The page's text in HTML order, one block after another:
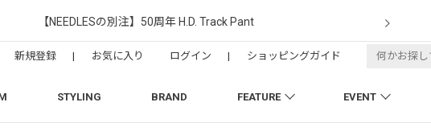
【NEEDLESの別注】50周年 H.D. Track Pant
STYLING BRAND FEATURE EVENT
新規登録 | お気に入り ログイン | ショッピングガイド